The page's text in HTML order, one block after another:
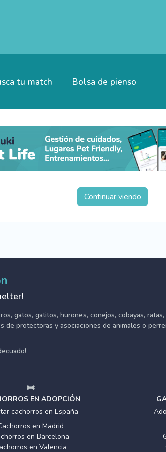
tu match Bolsa de pienso
Continuar viendo
gatos, gatitos, hurones, conejos, cobayas,
de protectoras y asociaciones de animales o
EN ADOPCIÓN
cachorros en España
en Madrid
en Barcelona
en Valencia